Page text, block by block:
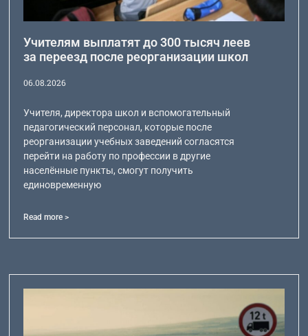
Учителям выплатят до 300 тысяч леев
за переезд после реорганизации школ
06.08.2026
Учителя, директора школ и вспомогательный
педагогический персонал, которые после
реорганизации учебных заведений согласятся
перейти на работу по профессии в другие
населённые пункты, смогут получить
единовременную
Read more >